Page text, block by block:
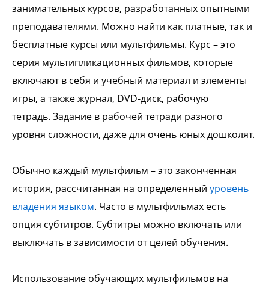
занимательных курсов, разработанных опытными
преподавателями. Можно найти как платные, так и
бесплатные курсы или мультфильмы. Курс – это
серия мультипликационных фильмов, которые
включают в себя и учебный материал и элементы
игры, а также журнал, DVD-диск, рабочую
тетрадь. Задание в рабочей тетради разного
уровня сложности, даже для очень юных дошколят.
Обычно каждый мультфильм – это законченная
история, рассчитанная на определенный уровень
владения языком. Часто в мультфильмах есть
опция субтитров. Субтитры можно включать или
выключать в зависимости от целей обучения.
Использование обучающих мультфильмов на